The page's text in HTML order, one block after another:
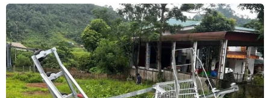
sau khi Tây Ban Nha áp đặt lệnh phong tỏa
nghiêm ngặt từ giữa tháng 3/2020.
Trong khi đó, tổng số ca nhiễm COVID-19 được
ghi nhận là 195.344, tăng 4.218 ca trong 24 giờ
qua. Mặc dù giới chức Tây Ban Nha cho rằng